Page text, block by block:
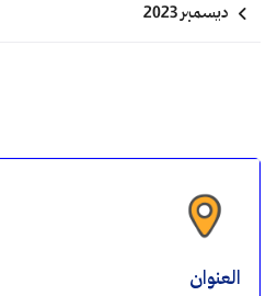
ديسمبر 2023
العنوان